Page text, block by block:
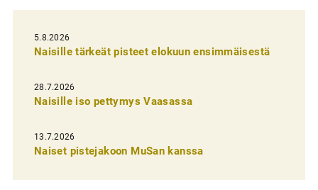
e
l
i
e
n
e
5.8.2026
Naisille tärkeät pisteet elokuun ensimmäisestä
28.7.2026
Naisille iso pettymys Vaasassa
13.7.2026
Naiset pistejakoon MuSan kanssa